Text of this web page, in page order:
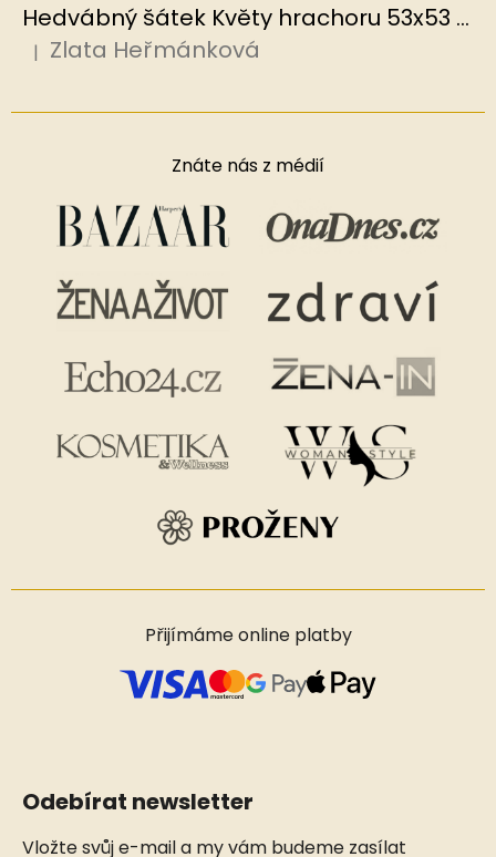
Hedvábný šátek Květy hrachoru 53x53 cm v dárkovém balení, HEDVÁBNÝ SVĚT
Hodnocení produktu je 5 z 5 hvězdiček.
| Zlata Heřmánková
Znáte nás z médií
Přijímáme online platby
Odebírat newsletter
Vložte svůj e-mail a my vám budeme zasílat